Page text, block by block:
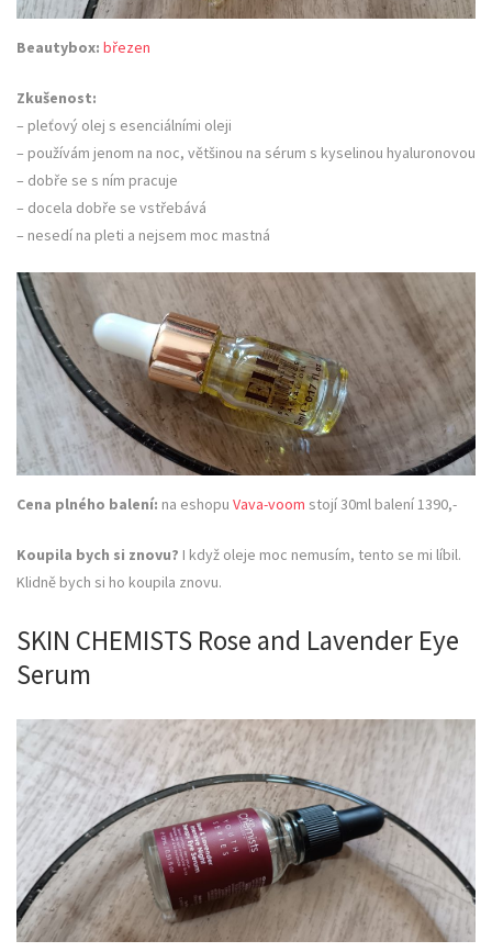
Beautybox: březen
Zkušenost:
– pleťový olej s esenciálními oleji
– používám jenom na noc, většinou na sérum s kyselinou hyaluronovou
– dobře se s ním pracuje
– docela dobře se vstřebává
– nesedí na pleti a nejsem moc mastná
Cena plného balení: na eshopu Vava-voom stojí 30ml balení 1390,-
Koupila bych si znovu? I když oleje moc nemusím, tento se mi líbil.
Klidně bych si ho koupila znovu.
SKIN CHEMISTS Rose and Lavender Eye
Serum